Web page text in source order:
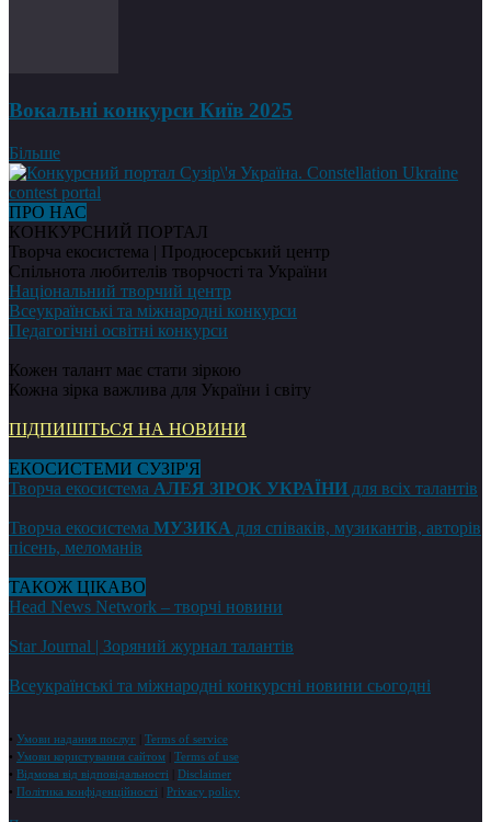
Вокальні конкурси Київ 2025
Більше
ПРО НАС
КОНКУРСНИЙ ПОРТАЛ
Творча екосистема | Продюсерський центр
Спільнота любителів творчості та України
Національний творчий центр
Всеукраїнські та міжнародні конкурси
Педагогічні освітні конкурси
Кожен талант має стати зіркою
Кожна зірка важлива для України і світу
ПІДПИШІТЬСЯ НА НОВИНИ
ЕКОСИСТЕМИ СУЗІР'Я
Творча екосистема АЛЕЯ ЗІРОК УКРАЇНИ для всіх талантів
Творча екосистема МУЗИКА для співаків, музикантів, авторів
пісень, меломанів
ТАКОЖ ЦІКАВО
Head News Network – творчі новини
Star Journal | Зоряний журнал талантів
Всеукраїнські та міжнародні конкурсні новини сьогодні
• Умови надання послуг
Terms of service
• Умови користування сайтом
Terms of use
• Відмова від відповідальності
Disclaimer
• Політика конфіденційності Privacy policy